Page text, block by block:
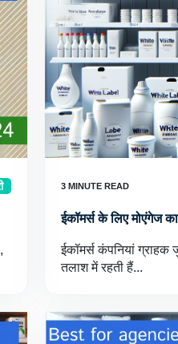
ईकॉमर्स के लिए मोएंगेज
ईकॉमर्स कंपनियां
तलाश में रहती हैं...